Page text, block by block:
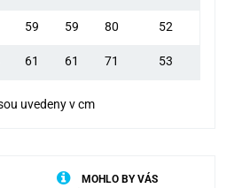
59 59 80 52
61 61 71 53
uvedeny v cm
MOHLO BY VÁS